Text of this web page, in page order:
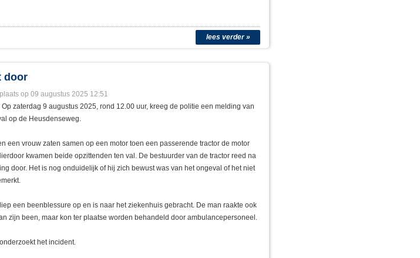
lees verder »
door
op 09 augustus 2025 12:51
zaterdag 9 augustus 2025, rond 12.00 uur, kreeg de politie een melding van
op de Heusdenseweg.
een vrouw zaten samen op een motor toen een passerende tractor de motor
kwamen beide opzittenden ten val. De bestuurder van de tractor reed na
door. Het is nog onduidelijk of hij zich bewust was van het ongeval of het niet
een beenblessure op en is naar het ziekenhuis gebracht. De man raakte ook
zijn been, maar kon ter plaatse worden behandeld door ambulancepersoneel.
het incident.